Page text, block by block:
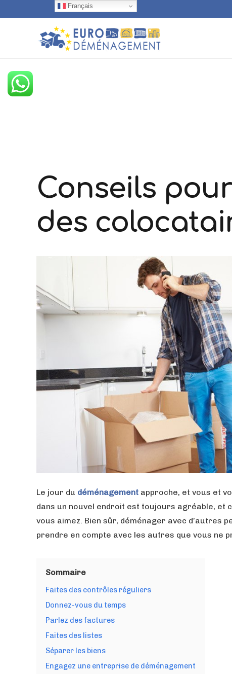
Conseils
des
Le jour du déménagement approche, et vous et
dans un nouvel endroit est toujours agréable, et
vous aimez. Bien sûr, déménager avec d’autres
prendre en compte avec les autres que vous ne
Sommaire
Faites des contrôles réguliers
Donnez-vous du temps
Parlez des factures
Faites des listes
Séparer les biens
Engagez une entreprise de déménagement
Français